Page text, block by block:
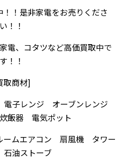
！是非家電をお売りくださ
い！！
電、コタツなど高価買取中で
す！！
取商材]
子レンジ オーブンレンジ
飯器 電気ポット
ムエアコン 扇風機 タワー
油ストーブ